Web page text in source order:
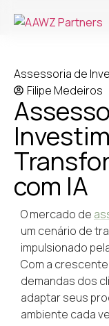
Assessoria de
Filipe Medeiros
com IA
O mercado de
um cenário de
impulsionado
Com a
demandas dos
adaptar seus
ambiente cada